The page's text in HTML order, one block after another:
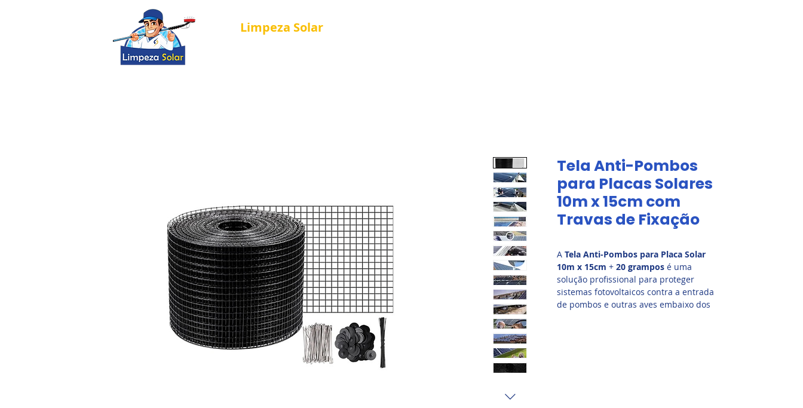
Limpeza Solar
Tela Anti-Pombos
para Placas Solares
10m x 15cm com
Travas de Fixação
A Tela Anti-Pombos para Placa Solar
10m x 15cm + 20 grampos é uma
solução profissional para proteger
sistemas fotovoltaicos contra a entrada
de pombos e outras aves embaixo dos